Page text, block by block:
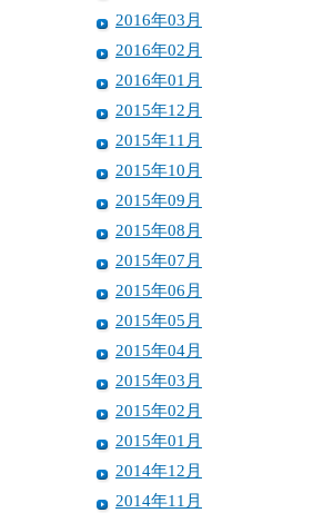
2016年03月
2016年02月
2016年01月
2015年12月
2015年11月
2015年10月
2015年09月
2015年08月
2015年07月
2015年06月
2015年05月
2015年04月
2015年03月
2015年02月
2015年01月
2014年12月
2014年11月